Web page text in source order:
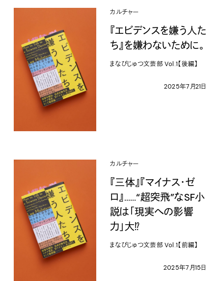
カルチャー
『エビデンスを嫌う人た
ち』を嫌わないために。
まなびじゅつ文芸部 Vol.1【後編】
2025年7月21日
カルチャー
『三体』『マイナス・ゼ
ロ』……“超突飛”なSF小
説は「現実への影響
力」大⁉︎
まなびじゅつ文芸部 Vol.1【前編】
2025年7月15日